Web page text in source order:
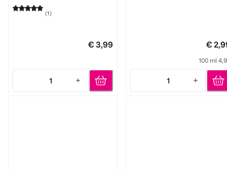
(1)
€ 3,99
1
Quantity: 1
€
100 ml
1
Quantity: 1